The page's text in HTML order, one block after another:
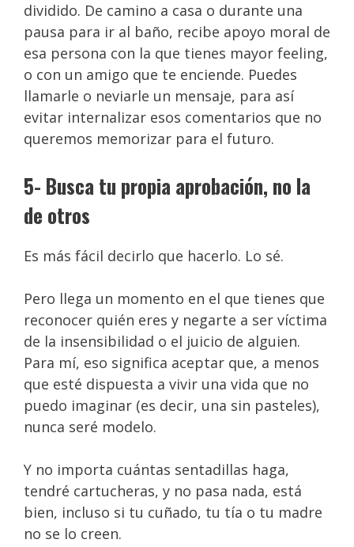
dividido. De camino a casa o durante una
pausa para ir al baño, recibe apoyo moral de
esa persona con la que tienes mayor feeling,
o con un amigo que te enciende. Puedes
llamarle o neviarle un mensaje, para así
evitar internalizar esos comentarios que no
queremos memorizar para el futuro.
5- Busca tu propia aprobación, no la
de otros
Es más fácil decirlo que hacerlo. Lo sé.
Pero llega un momento en el que tienes que
reconocer quién eres y negarte a ser víctima
de la insensibilidad o el juicio de alguien.
Para mí, eso significa aceptar que, a menos
que esté dispuesta a vivir una vida que no
puedo imaginar (es decir, una sin pasteles),
nunca seré modelo.
Y no importa cuántas sentadillas haga,
tendré cartucheras, y no pasa nada, está
bien, incluso si tu cuñado, tu tía o tu madre
no se lo creen.